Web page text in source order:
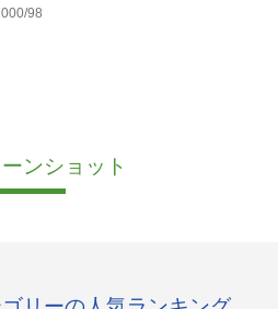
98
ンショット